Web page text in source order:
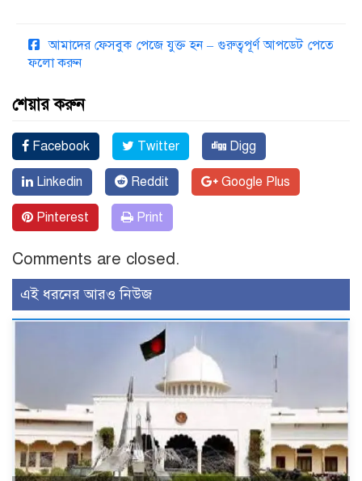
আমাদের ফেসবুক পেজে যুক্ত হন – গুরুত্বপূর্ণ আপডেট পেতে
ফলো করুন
শেয়ার করুন
Facebook Twitter Digg
Linkedin Reddit Google Plus
Pinterest Print
Comments are closed.
এই ধরনের আরও নিউজ